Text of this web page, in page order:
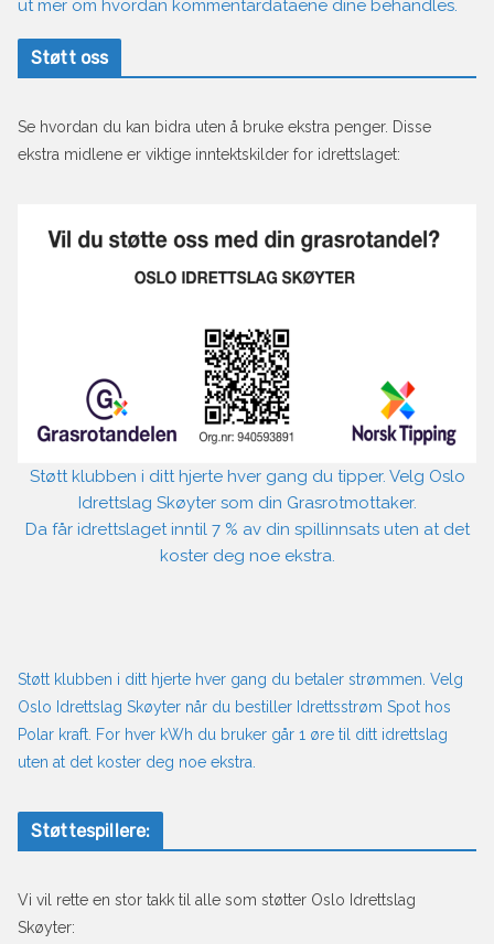
ut mer om hvordan kommentardataene dine behandles.
Støtt oss
Se hvordan du kan bidra uten å bruke ekstra penger. Disse
ekstra midlene er viktige inntektskilder for idrettslaget:
Støtt klubben i ditt hjerte hver gang du tipper. Velg Oslo
Idrettslag Skøyter som din Grasrotmottaker.
Da får idrettslaget inntil 7 % av din spillinnsats uten at det
koster deg noe ekstra.
Støtt klubben i ditt hjerte hver gang du betaler strømmen. Velg
Oslo Idrettslag Skøyter når du bestiller Idrettsstrøm Spot hos
Polar kraft. For hver kWh du bruker går 1 øre til ditt idrettslag
uten at det koster deg noe ekstra.
Støttespillere:
Vi vil rette en stor takk til alle som støtter Oslo Idrettslag
Skøyter: